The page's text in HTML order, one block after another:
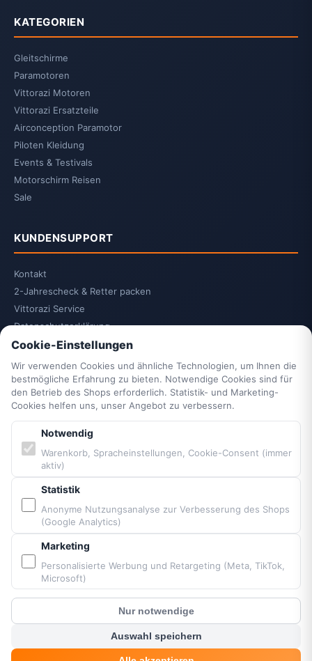
KATEGORIEN
Gleitschirme
Paramotoren
Vittorazi Motoren
Vittorazi Ersatzteile
Airconception Paramotor
Piloten Kleidung
Events & Testivals
Motorschirm Reisen
Sale
KUNDENSUPPORT
Kontakt
2-Jahrescheck & Retter packen
Vittorazi Service
Datenschutzerklärung
AGB
Widerrufsrecht
Vertrag widerrufen
Impressum
Cookie-Einstellungen
Barrierefreiheit
Sitemap
PARTNER & MARKEN
Vittorazi Motoren MY25
Airconception
Apco Aviation
Ozone
Neo
? Kunden Chat
Cookie-Einstellungen
Wir verwenden Cookies und ähnliche Technologien, um Ihnen die
bestmögliche Erfahrung zu bieten. Notwendige Cookies sind für
den Betrieb des Shops erforderlich. Statistik- und Marketing-
Cookies helfen uns, unser Angebot zu verbessern.
Notwendig
Warenkorb, Spracheinstellungen, Cookie-Consent (immer
aktiv)
Statistik
Anonyme Nutzungsanalyse zur Verbesserung des Shops
(Google Analytics)
Marketing
Personalisierte Werbung und Retargeting (Meta, TikTok,
Microsoft)
Nur notwendige
Auswahl speichern